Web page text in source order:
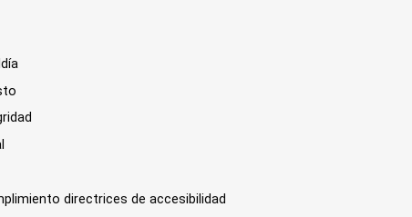
directrices de accesibilidad